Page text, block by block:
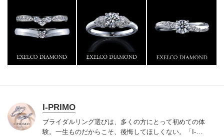
門店としてリングのデザインや品質にもこだわっていま
す。おふたりに本物の輝きを一生身に着けていただきた
い想いで「ヴァージン・ダイヤモンド」「ハードプラチ
ナ」「保証内容」にこだわっています。
I-PRIMO
ブライダルリング選びは、多くの方にとって初めての体
験。一生ものだからこそ、後悔してほしくない。「I-